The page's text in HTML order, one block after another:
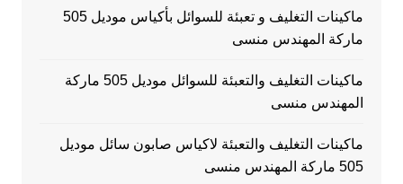
ماكينات التغليف و تعبئة للسوائل بأكياس موديل 505
ماركة المهندس منسى
ماكينات التغليف والتعبئة للسوائل موديل 505 ماركة
المهندس منسى
ماكينات التغليف والتعبئة لاكياس صابون سائل موديل
505 ماركة المهندس منسى